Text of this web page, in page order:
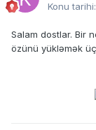
Konu tarihi:
Salam dostlar. Bir
özünü yükləmək